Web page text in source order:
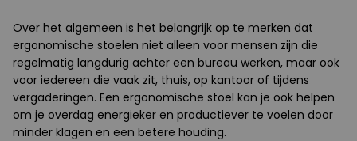
Over het algemeen is het belangrijk op te merken dat
ergonomische stoelen niet alleen voor mensen zijn die
regelmatig langdurig achter een bureau werken, maar ook
voor iedereen die vaak zit, thuis, op kantoor of tijdens
vergaderingen. Een ergonomische stoel kan je ook helpen
om je overdag energieker en productiever te voelen door
minder klagen en een betere houding.